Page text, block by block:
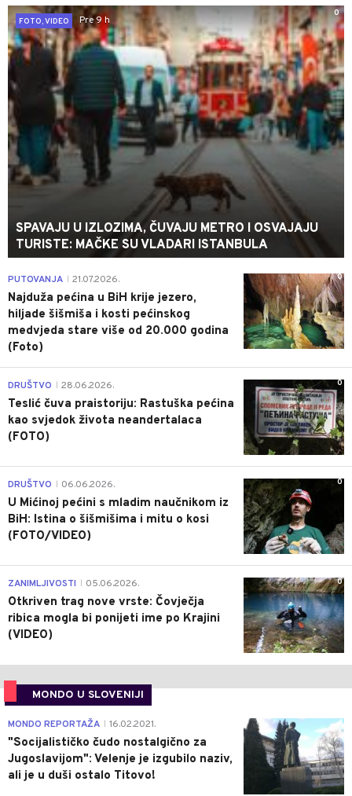
0
FOTO, VIDEO
Pre 9 h
SPAVAJU U IZLOZIMA, ČUVAJU METRO I OSVAJAJU
TURISTE: MAČKE SU VLADARI ISTANBULA
0
PUTOVANJA 21.07.2026.
Najduža pećina u BiH krije jezero,
hiljade šišmiša i kosti pećinskog
medvjeda stare više od 20.000 godina
(Foto)
0
DRUŠTVO 28.06.2026.
Teslić čuva praistoriju: Rastuška pećina
kao svjedok života neandertalaca
(FOTO)
0
DRUŠTVO 06.06.2026.
U Mićinoj pećini s mladim naučnikom iz
BiH: Istina o šišmišima i mitu o kosi
(FOTO/VIDEO)
0
ZANIMLJIVOSTI 05.06.2026.
Otkriven trag nove vrste: Čovječja
ribica mogla bi ponijeti ime po Krajini
(VIDEO)
MONDO U SLOVENIJI
4
MONDO REPORTAŽA 16.02.2021.
"Socijalističko čudo nostalgično za
Jugoslavijom": Velenje je izgubilo naziv,
ali je u duši ostalo Titovo!